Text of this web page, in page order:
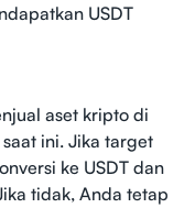
USDT
aset kripto di
ini. Jika target
ke USDT dan
tidak, Anda tetap